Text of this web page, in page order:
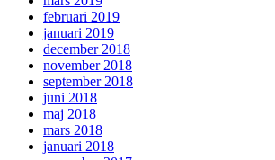
februari 2019
januari 2019
december 2018
november 2018
september 2018
juni 2018
maj 2018
mars 2018
januari 2018